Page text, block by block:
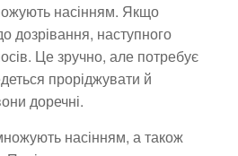
насінням. Якщо
дозрівання, наступного
Це зручно, але потребує
проріджувати й
доречні.
насінням, а також